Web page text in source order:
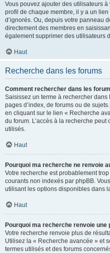
Vous pouvez ajouter des utilisateurs
profil de chaque membre, il y a un lien
d’ignorés. Ou, depuis votre panneau
directement des membres en
également supprimer des utilisateurs
Haut
Recherche dans les forums
Comment rechercher dans les
Saisissez un terme à rechercher
pages d’index, de forums ou de
en cliquant sur le lien « Recherche
du forum. L’accès à la recherche
utilisés.
Haut
Pourquoi ma recherche ne renvoie
Votre recherche est probablement
courants non indexés par phpBB.
utilisant les options disponibles dans
Haut
Pourquoi ma recherche renvoie une
Votre recherche renvoie plus de
Utilisez la « Recherche avancée » et
termes utilisés et des forums